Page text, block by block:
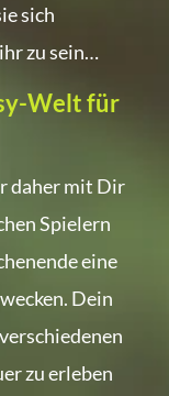
sich
zu sein…
Welt für
daher mit Dir
Spielern
eine
Dein
zu erleben